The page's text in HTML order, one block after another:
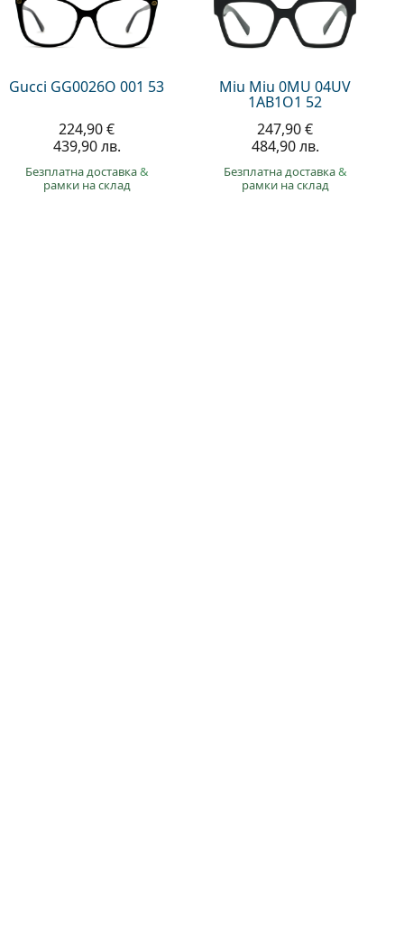
Gucci GG0026O 001 53
224,90 €
439,90 лв.
Безплатна доставка&
рамки на склад
Miu Miu 0MU 04UV
1AB1O1 52
247,90 €
484,90 лв.
Безплатна доставка&
рамки на склад